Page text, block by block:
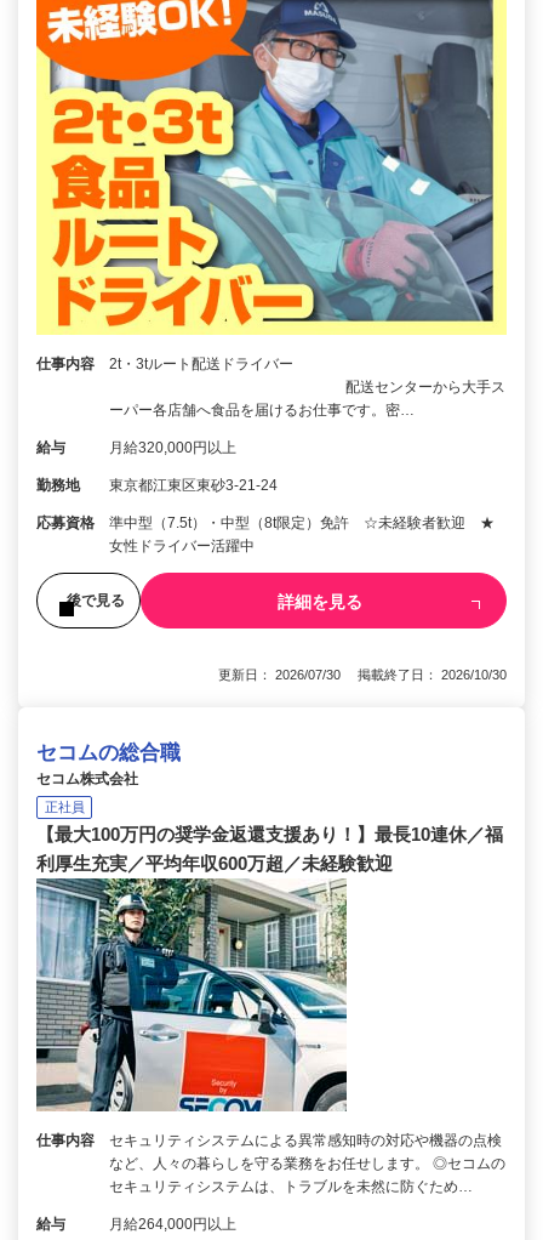
仕事内容
2t・3tルート配送ドライバー
配送センターから大手ス
ーパー各店舗へ食品を届けるお仕事です。密…
給与 月給320,000円以上
勤務地 東京都江東区東砂3-21-24
応募資格
準中型（7.5t）・中型（8t限定）免許 ☆未経験者歓迎 ★
女性ドライバー活躍中
後で見る 詳細を見る
更新日： 2026/07/30 掲載終了日： 2026/10/30
セコムの総合職
セコム株式会社
正社員
【最大100万円の奨学金返還支援あり！】最長10連休／福
利厚生充実／平均年収600万超／未経験歓迎
仕事内容
セキュリティシステムによる異常感知時の対応や機器の点検
など、人々の暮らしを守る業務をお任せします。 ◎セコムの
セキュリティシステムは、トラブルを未然に防ぐため…
給与 月給264,000円以上